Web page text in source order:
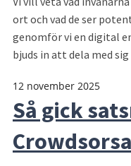
ort och vad de ser
genomför vi en digital
bjuds in att dela med sig
12 november 2025
Så gick
Crowdsorsa